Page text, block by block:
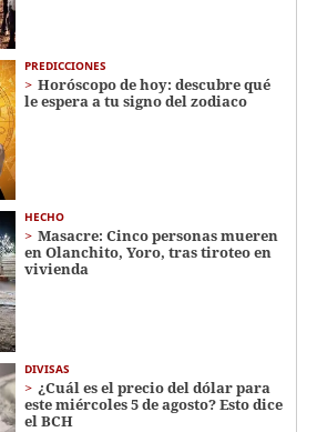
PREDICCIONES
Horóscopo de hoy: descubre qué
le espera a tu signo del zodiaco
HECHO
Masacre: Cinco personas mueren
en Olanchito, Yoro, tras tiroteo en
vivienda
DIVISAS
¿Cuál es el precio del dólar para
este miércoles 5 de agosto? Esto dice
el BCH